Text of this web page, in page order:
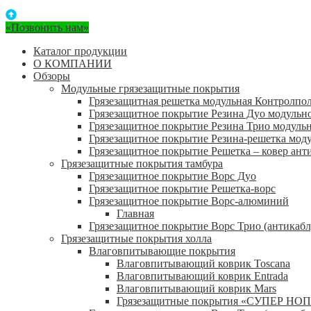
«Позвонить нам»
Каталог продукции
О КОМПАНИИ
Обзоры
Модульные грязезащитные покрытия
Грязезащитная решетка модульная
Грязезащитное покрытие Резина Дуо
Грязезащитное покрытие Резина Трио
Грязезащитное покрытие Резина-решетка
Грязезащитное покрытие Решетка – ковер
Грязезащитные покрытия тамбура
Грязезащитное покрытие Ворс Дуо
Грязезащитное покрытие Решетка-ворс
Грязезащитное покрытие Ворс-алюминий
Главная
Грязезащитное покрытие Ворс Трио
Грязезащитные покрытия холла
Влаговпитывающие покрытия
Влаговпитывающий коврик Toscana
Влаговпитывающий коврик Entrada
Влаговпитывающий коврик Mars
Грязезащитные покрытия «СУПЕР